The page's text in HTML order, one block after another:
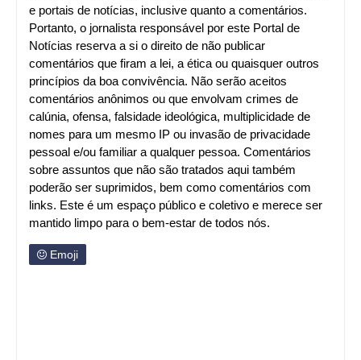
e portais de notícias, inclusive quanto a comentários.
Portanto, o jornalista responsável por este Portal de
Notícias reserva a si o direito de não publicar
comentários que firam a lei, a ética ou quaisquer outros
princípios da boa convivência. Não serão aceitos
comentários anônimos ou que envolvam crimes de
calúnia, ofensa, falsidade ideológica, multiplicidade de
nomes para um mesmo IP ou invasão de privacidade
pessoal e/ou familiar a qualquer pessoa. Comentários
sobre assuntos que não são tratados aqui também
poderão ser suprimidos, bem como comentários com
links. Este é um espaço público e coletivo e merece ser
mantido limpo para o bem-estar de todos nós.
Emoji